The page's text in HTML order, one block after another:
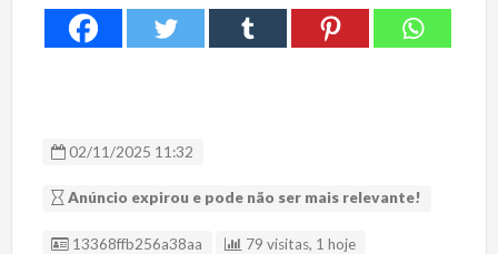
02/11/2025 11:32
Anúncio expirou e pode não ser mais relevante!
ID Anúncio
13368ffb256a38aa 79 visitas, 1 hoje